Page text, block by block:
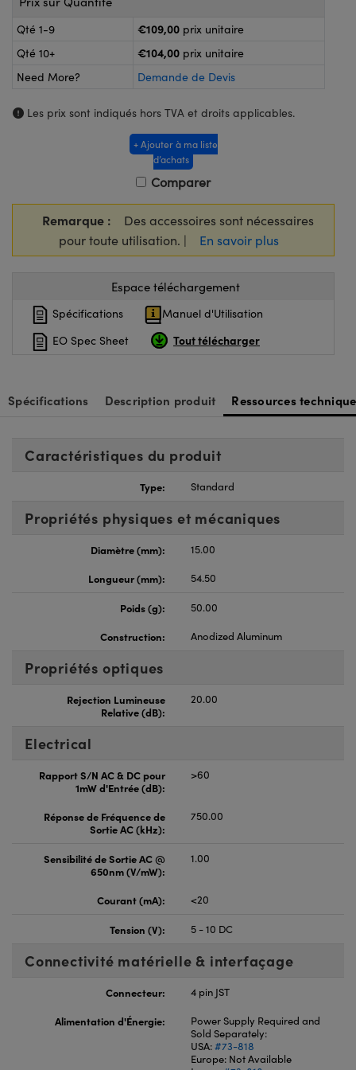
de Poche ou à Mesure Directe
pour Caméras
Optiques Lightpath
Gratings™
Optiques de SCHOTT
Qté 1-9 €109,00 prix unitaire
Qté 10+
€104,00 prix unitaire
Need More?
Demande de Devis
Les prix sont indiqués hors TVA et droits applicables.
+ Ajouter à ma liste
d’achats
Comparer
Remarque :
Des accessoires sont nécessaires
pour toute utilisation. |
En savoir plus
Espace téléchargement
Spécifications
Manuel d'Utilisation
EO Spec Sheet
Tout télécharger
Spécifications Description produit Ressources
Caractéristiques du produit
Type: Standard
Propriétés physiques et mécaniques
Diamètre (mm):
15.00
Longueur (mm):
54.50
Poids (g):
50.00
Construction:
Anodized Aluminum
Propriétés optiques
Rejection Lumineuse
Relative (dB):
20.00
Electrical
Rapport S/N AC & DC pour
1mW d'Entrée (dB):
>60
Réponse de Fréquence de
Sortie AC (kHz):
750.00
Sensibilité de Sortie AC @
650nm (V/mW):
1.00
Courant (mA): <20
Tension (V): 5 - 10 DC
Connectivité matérielle & interfaçage
Connecteur:
4 pin JST
Alimentation d'Énergie:
Power Supply Required and
Sold Separately:
USA:#73-818
Europe: Not Available